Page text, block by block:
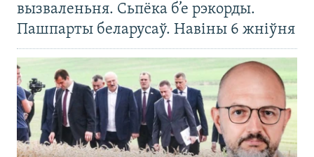
вызваленьня. Сьпёка б’е рэкорды.
Пашпарты беларусаў. Навіны 6 жніўня